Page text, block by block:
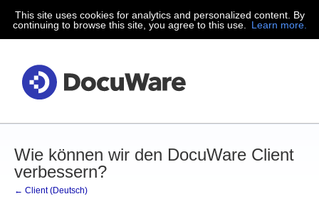
Zum
Inhalt
This site uses cookies for analytics and personalized content. By
continuing to browse this site, you agree to this use.
Learn more.
Wie können wir den DocuWare Client
verbessern?
← Client (Deutsch)